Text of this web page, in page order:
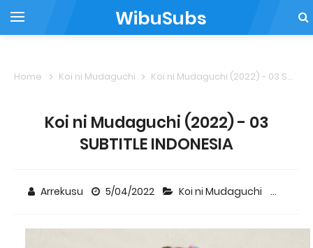
WibuSubs
Home Koi ni Mudaguchi Koi ni Mudaguchi (2022) - 03 SUBTITLE INDONESIA
Koi ni Mudaguchi (2022) - 03
SUBTITLE INDONESIA
Arrekusu 5/04/2022 Koi ni Mudaguchi